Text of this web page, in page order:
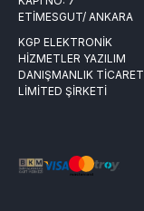
ETİMESGUT/ ANKARA
KGP ELEKTRONİK
HİZMETLER YAZILIM
DANIŞMANLIK TİCARET
LİMİTED ŞİRKETİ